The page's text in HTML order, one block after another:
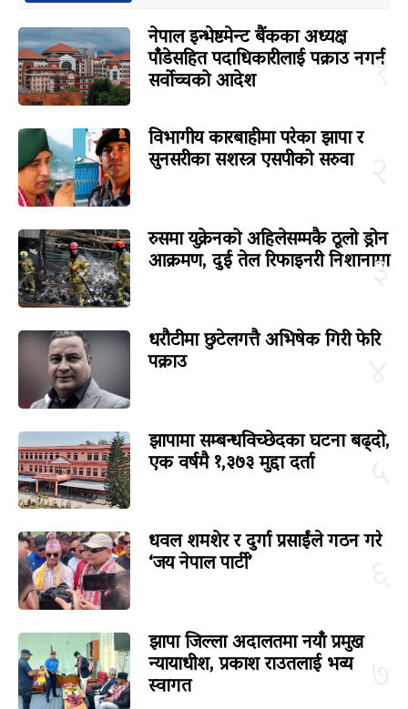
१
नेपाल इन्भेष्टमेन्ट बैंकका अध्यक्ष
पाँडेसहित पदाधिकारीलाई पक्राउ नगर्न
सर्वोच्चको आदेश
विभागीय कारबाहीमा परेका झापा र
सुनसरीका सशस्त्र एसपीको सरुवा
३
रुसमा युक्रेनको अहिलेसम्मकै ठूलो ड्रोन
आक्रमण, दुई तेल रिफाइनरी निशानामा
धरौटीमा छुटेलगत्तै अभिषेक गिरी फेरि
पक्राउ
झापामा सम्बन्धविच्छेदका घटना बढ्दो,
एक वर्षमै १,३७३ मुद्दा दर्ता
धवल शमशेर र दुर्गा प्रसाईंले गठन गरे
‘जय नेपाल पार्टी’
झापा जिल्ला अदालतमा नयाँ प्रमुख
न्यायाधीश, प्रकाश राउतलाई भव्य
स्वागत